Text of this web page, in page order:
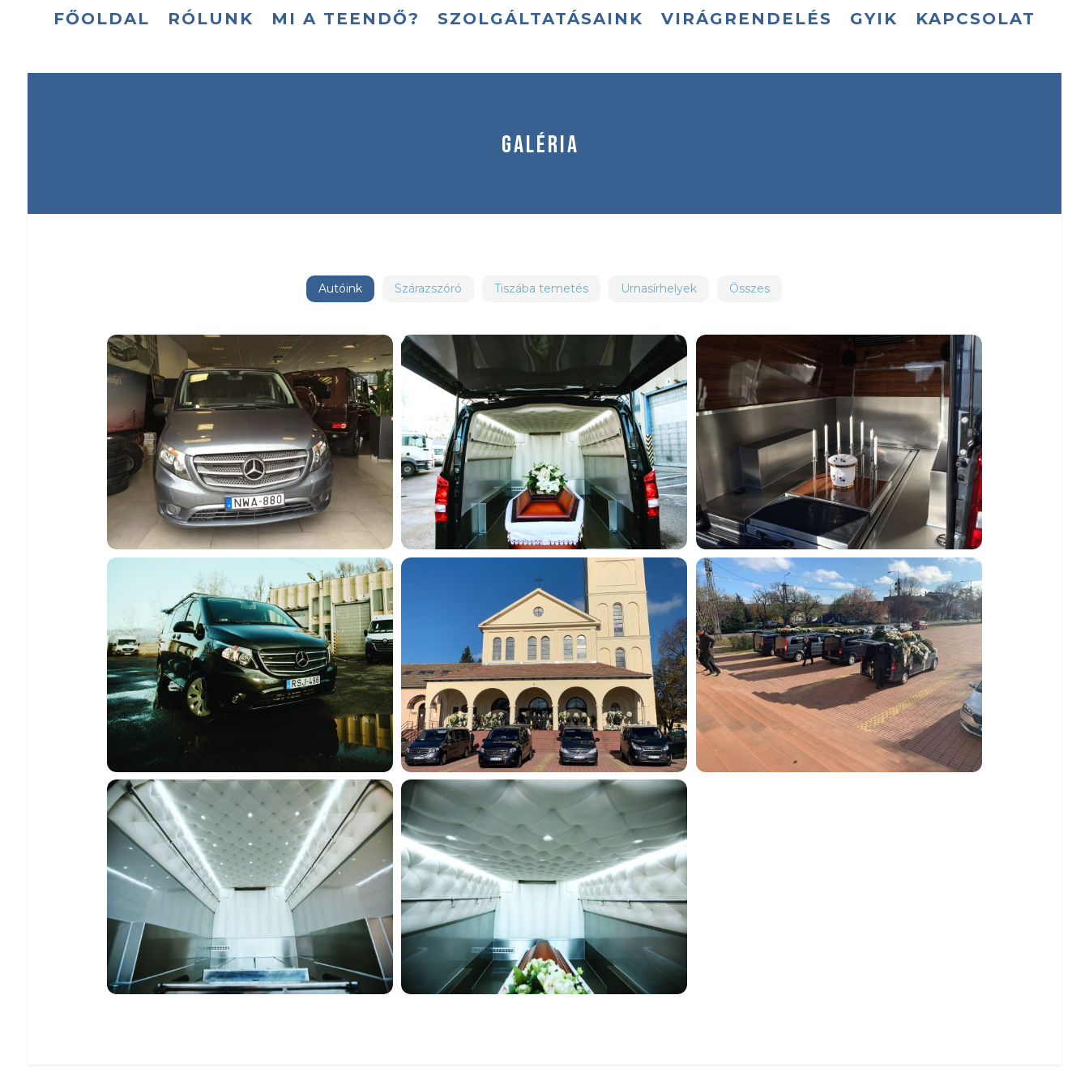
FŐOLDAL RÓLUNK MI A TEENDŐ? SZOLGÁLTATÁSAINK VIRÁGRENDELÉS GYIK KAPCSOLAT
GALÉRIA
Autóink Szárazszóró Tiszába temetés Urnasírhelyek Összes